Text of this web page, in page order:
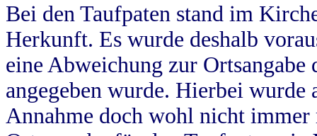
Bei den Taufpaten stand im
Herkunft. Es wurde deshalb
eine Abweichung zur
angegeben wurde. Hierbei wurde
Annahme doch wohl nicht